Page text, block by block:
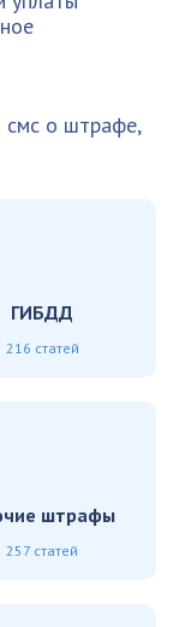
смс о штрафе,
ГИБДД
216 статей
штрафы
257 статей